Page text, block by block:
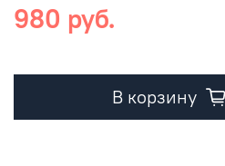
980 руб.
В корзину